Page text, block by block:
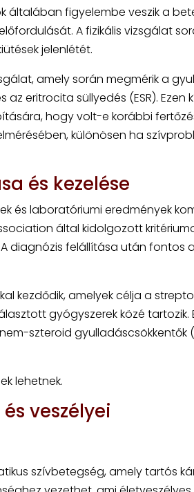
általában figyelembe veszik a
A fizikális vizsgálat
jelenlétét.
amely során megmérik a
eritrocita süllyedés (ESR).
hogy volt-e korábbi
különösen ha
és kezelése
és laboratóriumi eredmények
által kidolgozott
diagnózis felállítása után fontos
kezdődik, amelyek célja a
gyógyszerek közé tartozik.
szteroid gyulladáscsökkentők
lehetnek.
veszélyei
szívbetegség, amely tartós